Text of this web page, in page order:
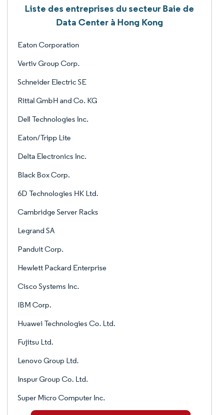
Liste des entreprises du secteur Baie de
Data Center à Hong Kong
Eaton Corporation
Vertiv Group Corp.
Schneider Electric SE
Rittal GmbH and Co. KG
Dell Technologies Inc.
Eaton/Tripp Lite
Delta Electronics Inc.
Black Box Corp.
6D Technologies HK Ltd.
Cambridge Server Racks
Legrand SA
Panduit Corp.
Hewlett Packard Enterprise
Cisco Systems Inc.
IBM Corp.
Huawei Technologies Co. Ltd.
Fujitsu Ltd.
Lenovo Group Ltd.
Inspur Group Co. Ltd.
Super Micro Computer Inc.